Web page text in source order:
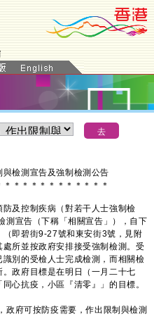
檢測宣告及強制檢測公告
＊ ＊ ＊ ＊ ＊ ＊ ＊ ＊ ＊ ＊ ＊ ＊
及控制疾病（對若干人士強制檢
測宣告（下稱「相關宣告」），自下
即碧街9-27號和東安街3號，見附
所並按政府安排接受強制檢測。受
別的受檢人士完成檢測，而相關檢
政府目標是在明日（一月二十七
心抗疫，小區『清零』」的目標。
府可按防疫需要，作出限制與檢測